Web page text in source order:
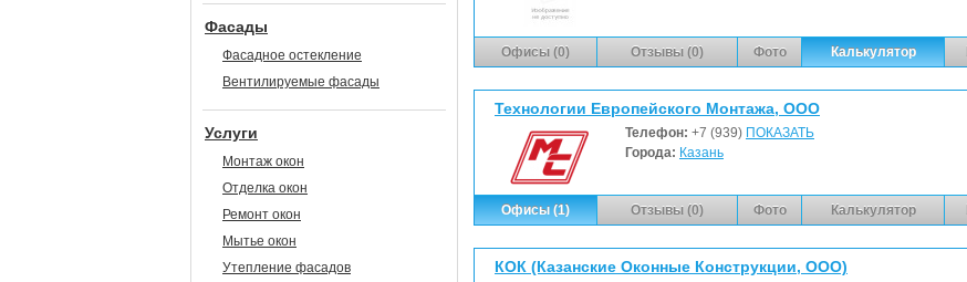
Офисы (0) Отзывы (0) Фото Калькулятор
Технологии Европейского Монтажа, ООО
Телефон: +7 (939) ПОКАЗАТЬ
Города: Казань
Офисы (1) Отзывы (0) Фото Калькулятор
КОК (Казанские Оконные Конструкции, ООО)
Фасады
Фасадное остекление
Вентилируемые фасады
Услуги
Монтаж окон
Отделка окон
Ремонт окон
Мытье окон
Утепление фасадов